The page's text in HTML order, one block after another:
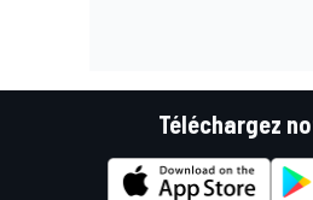
Téléchargez